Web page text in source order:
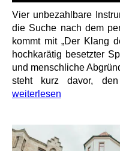
Vier unbezahlbare
die Suche nach dem
kommt mit „Der Klang
hochkarätig besetzter
und menschliche
steht kurz davor, den
weiterlesen